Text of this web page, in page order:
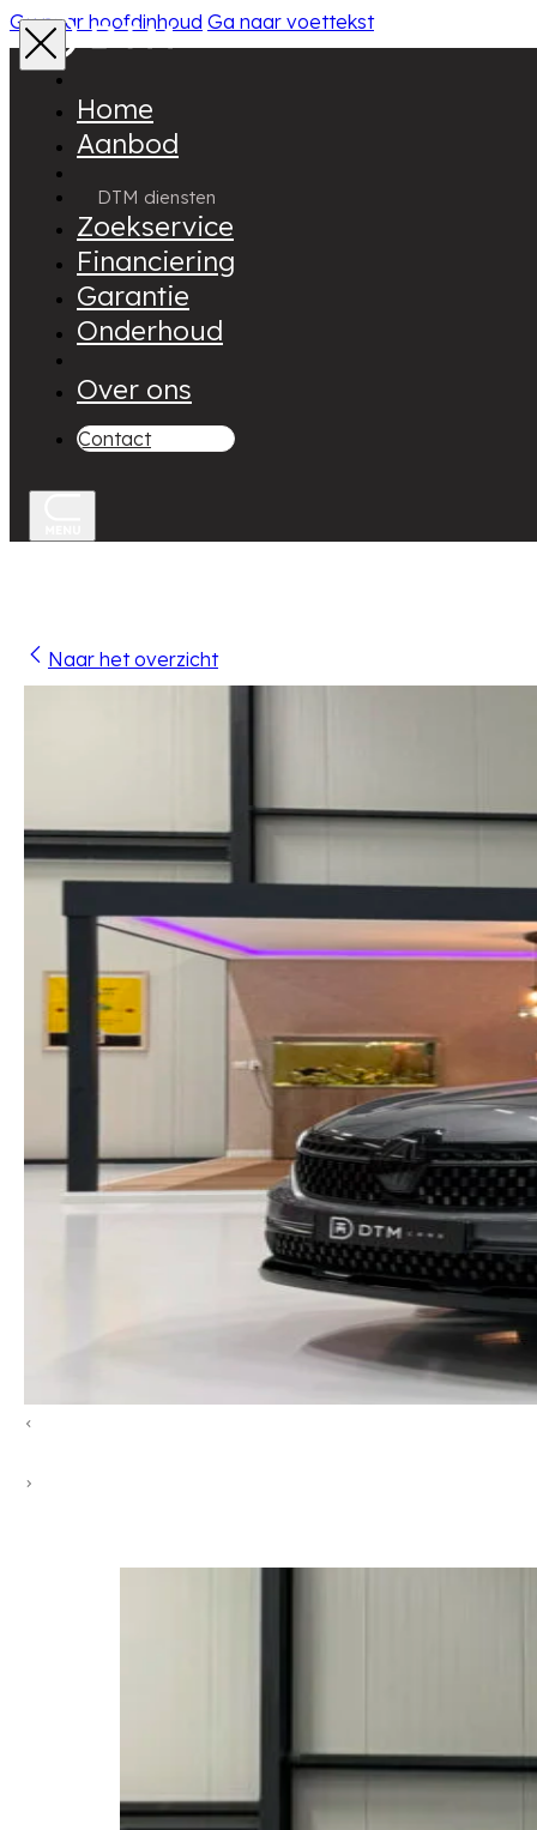
Ga naar hoofdinhoud Ga naar voettekst
Home
Aanbod
DTM diensten
Zoekservice
Financiering
Garantie
Onderhoud
Over ons
Contact
Naar het overzicht